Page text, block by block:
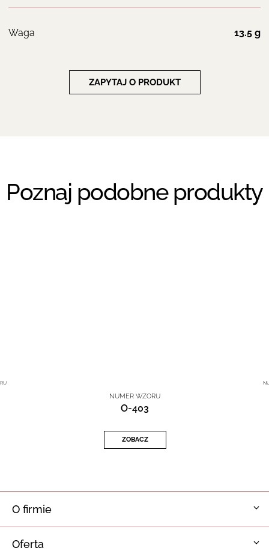
Waga 13.5 g
ZAPYTAJ O PRODUKT
Poznaj podobne produkty
NUMER WZORU
O-403
ZOBACZ
O firmie
Oferta